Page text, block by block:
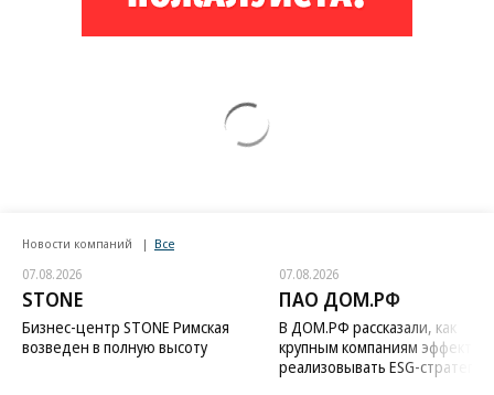
Новости компаний Все
07.08.2026
STONE
Бизнес-центр STONE Римская
возведен в полную высоту
07.08.2026
ПАО ДОМ.РФ
В ДОМ.РФ рассказали, как
крупным компаниям
реализовывать ESG-стратегию